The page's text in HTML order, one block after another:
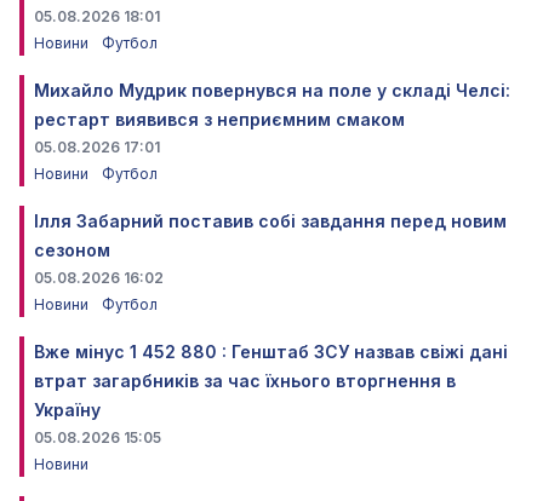
05.08.2026 18:01
Новини
Футбол
Михайло Мудрик повернувся на поле у складі Челсі:
рестарт виявився з неприємним смаком
05.08.2026 17:01
Новини
Футбол
Ілля Забарний поставив собі завдання перед новим
сезоном
05.08.2026 16:02
Новини
Футбол
Вже мінус 1 452 880 : Генштаб ЗСУ назвав свіжі дані
втрат загарбників за час їхнього вторгнення в
Україну
05.08.2026 15:05
Новини